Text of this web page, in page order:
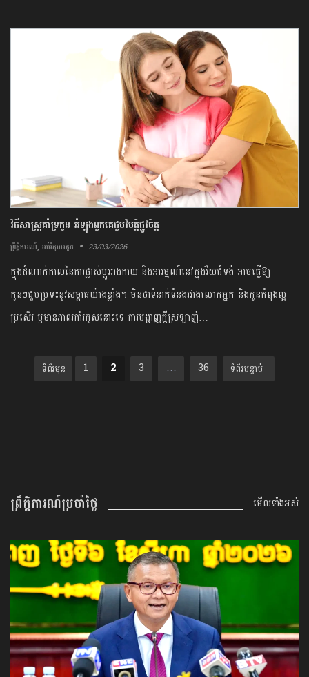
វិធីសាស្ត្រគាំទ្រកូន អំឡុងពួកគេជួបវិបត្តិផ្លូវចិត្ត
ព្រឹត្តិការណ៍, អប់រំកុមារតូច 23/03/2026
ក្នុងដំណាក់កាលនៃការផ្លាស់ប្តូររាងកាយ និងអារម្មណ៍នៅក្នុងវ័យជំទង់ អាចធ្វើឱ្យ
កូនៗជួបប្រទះនូវសម្ពាធយ៉ាងខ្លាំង។ មិនថាទំនាក់ទំនងរវាងលោកអ្នក និងកូនកំពុងល្អ
ប្រសើរ ឬមានភាពរកាំរកូសនោះទេ ការបង្ហាញក្ដីស្រឡាញ់…
Posts pagination
ទំព័រមុន 1 2 3 … 36 ទំព័របន្ទាប់
ព្រឹត្តិការណ៍ប្រចាំថ្ងៃ មើលទាំងអស់